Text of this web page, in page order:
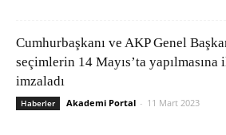
Cumhurbaşkanı ve AKP Genel
seçimlerin 14 Mayıs’ta
imzaladı
Haberler Akademi Portal - 11 Mart 2023